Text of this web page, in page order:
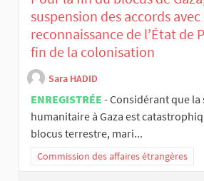
suspension des accords avec
reconnaissance de l’État de
fin de la colonisation
Sara HADID
ENREGISTRÉE - Considérant que
humanitaire à Gaza est
blocus terrestre, mari...
Commission des affaires étrangères